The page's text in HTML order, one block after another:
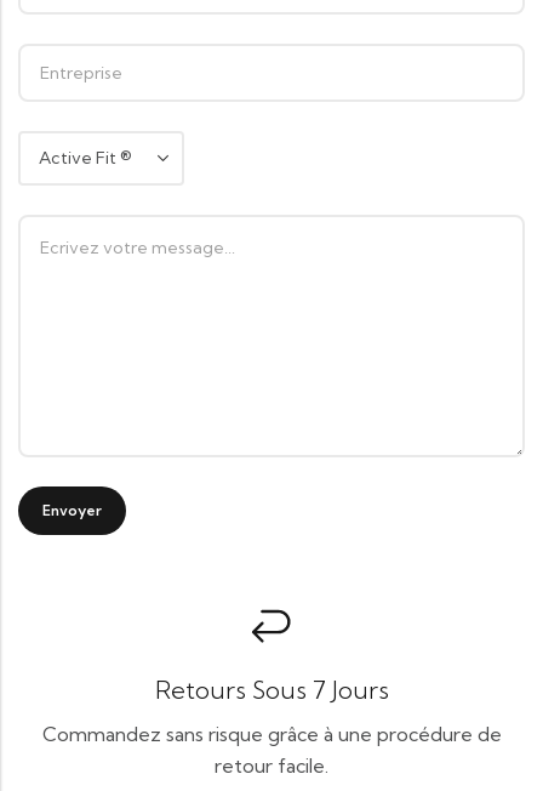
Retours Sous 7 Jours
Commandez sans risque grâce à une procédure de
retour facile.